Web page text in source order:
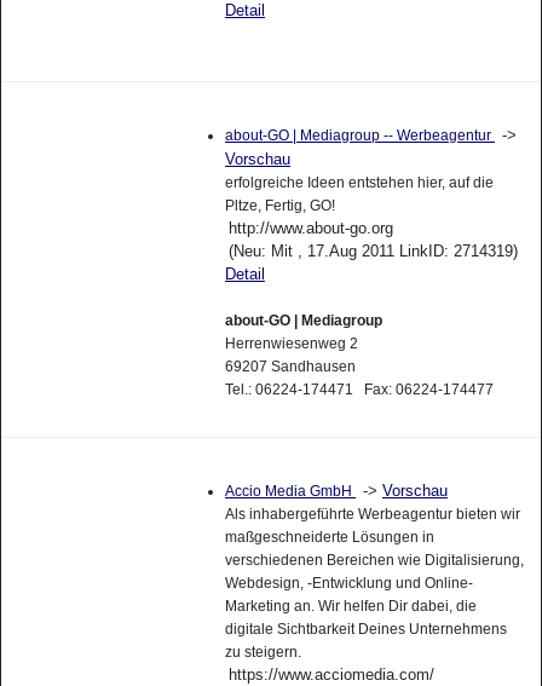
Detail
about-GO | Mediagroup -- Werbeagentur
->
Vorschau
erfolgreiche Ideen entstehen hier, auf die
Pltze, Fertig, GO!
http://www.about-go.org
(Neu: Mit , 17.Aug 2011 LinkID: 2714319)
Detail
about-GO | Mediagroup
Herrenwiesenweg 2
69207 Sandhausen
Tel.: 06224-174471 Fax: 06224-174477
Accio Media GmbH -> Vorschau
Als inhabergeführte Werbeagentur bieten wir
maßgeschneiderte Lösungen in
verschiedenen Bereichen wie Digitalisierung,
Webdesign, -Entwicklung und Online-
Marketing an. Wir helfen Dir dabei, die
digitale Sichtbarkeit Deines Unternehmens
zu steigern.
https://www.acciomedia.com/